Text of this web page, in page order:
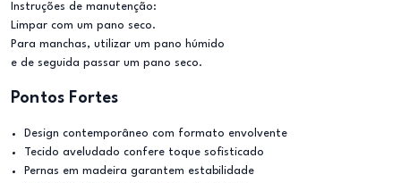
Instruções de manutenção:
Limpar com um pano seco.
Para manchas, utilizar um pano húmido
e de seguida passar um pano seco.
Pontos Fortes
Design contemporâneo com formato envolvente
Tecido aveludado confere toque sofisticado
Pernas em madeira garantem estabilidade